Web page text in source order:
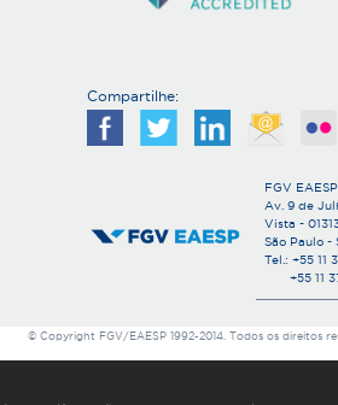
Compartilhe:
FGV
Av. 9 de
Vista -
São Paulo -
Tel.: +55 11
+55 11
© Copyright FGV/EAESP 1992-2014. Todos os direitos